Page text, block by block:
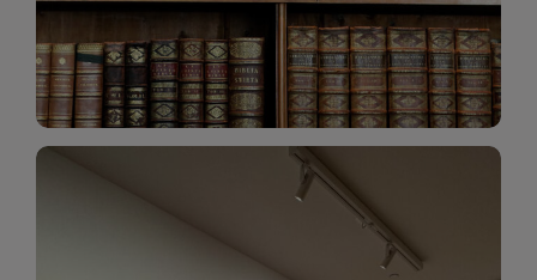
Katalog Zbiorów
Galeria Zdjęć